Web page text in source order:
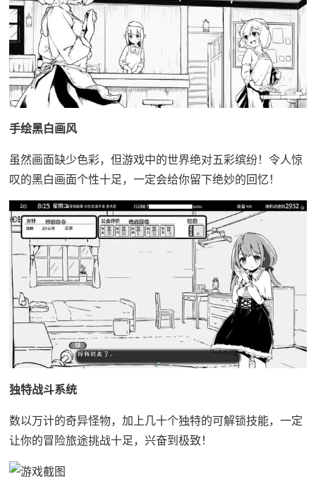
手绘黑白画风
虽然画面缺少色彩，但游戏中的世界绝对五彩缤纷！令人惊
叹的黑白画面个性十足，一定会给你留下绝妙的回忆！
独特战斗系统
数以万计的奇异怪物，加上几十个独特的可解锁技能，一定
让你的冒险旅途挑战十足，兴奋到极致！